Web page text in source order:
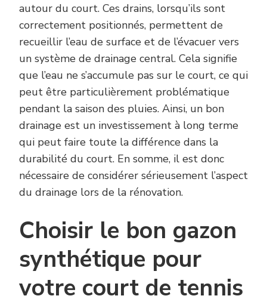
autour du court. Ces drains, lorsqu’ils sont
correctement positionnés, permettent de
recueillir l’eau de surface et de l’évacuer vers
un système de drainage central. Cela signifie
que l’eau ne s’accumule pas sur le court, ce qui
peut être particulièrement problématique
pendant la saison des pluies. Ainsi, un bon
drainage est un investissement à long terme
qui peut faire toute la différence dans la
durabilité du court. En somme, il est donc
nécessaire de considérer sérieusement l’aspect
du drainage lors de la rénovation.
Choisir le bon gazon
synthétique pour
votre court de tennis